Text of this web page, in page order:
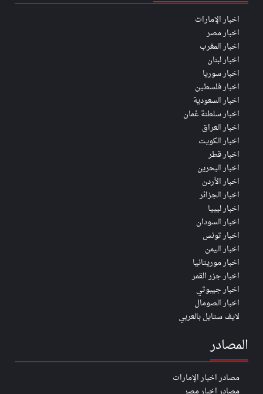
اخبار الإمارات
اخبار مصر
اخبار المغرب
اخبار لبنان
اخبار سوريا
اخبار فلسطين
اخبار السعودية
اخبار سلطنة عُمان
اخبار العراق
اخبار الكويت
اخبار قطر
اخبار البحرين
اخبار الأردن
اخبار الجزائر
اخبار ليبيا
اخبار السودان
اخبار تونس
اخبار اليمن
اخبار موريتانيا
اخبار جزر القمر
اخبار جيبوتي
اخبار الصومال
لايف ستايل بالعربي
المصادر
مصادر اخبار الإمارات